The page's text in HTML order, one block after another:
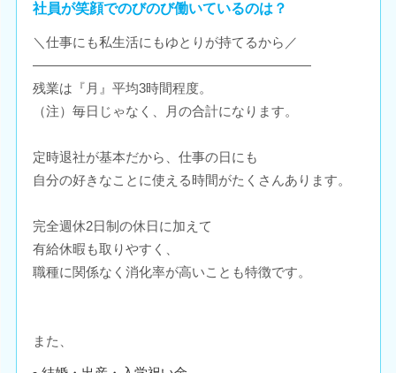
社員が笑顔でのびのび働いているのは？
＼仕事にも私生活にもゆとりが持てるから／
―――――――――――――――――――――
残業は『月』平均3時間程度。
（注）毎日じゃなく、月の合計になります。
定時退社が基本だから、仕事の日にも
自分の好きなことに使える時間がたくさんあります。
完全週休2日制の休日に加えて
有給休暇も取りやすく、
職種に関係なく消化率が高いことも特徴です。
また、